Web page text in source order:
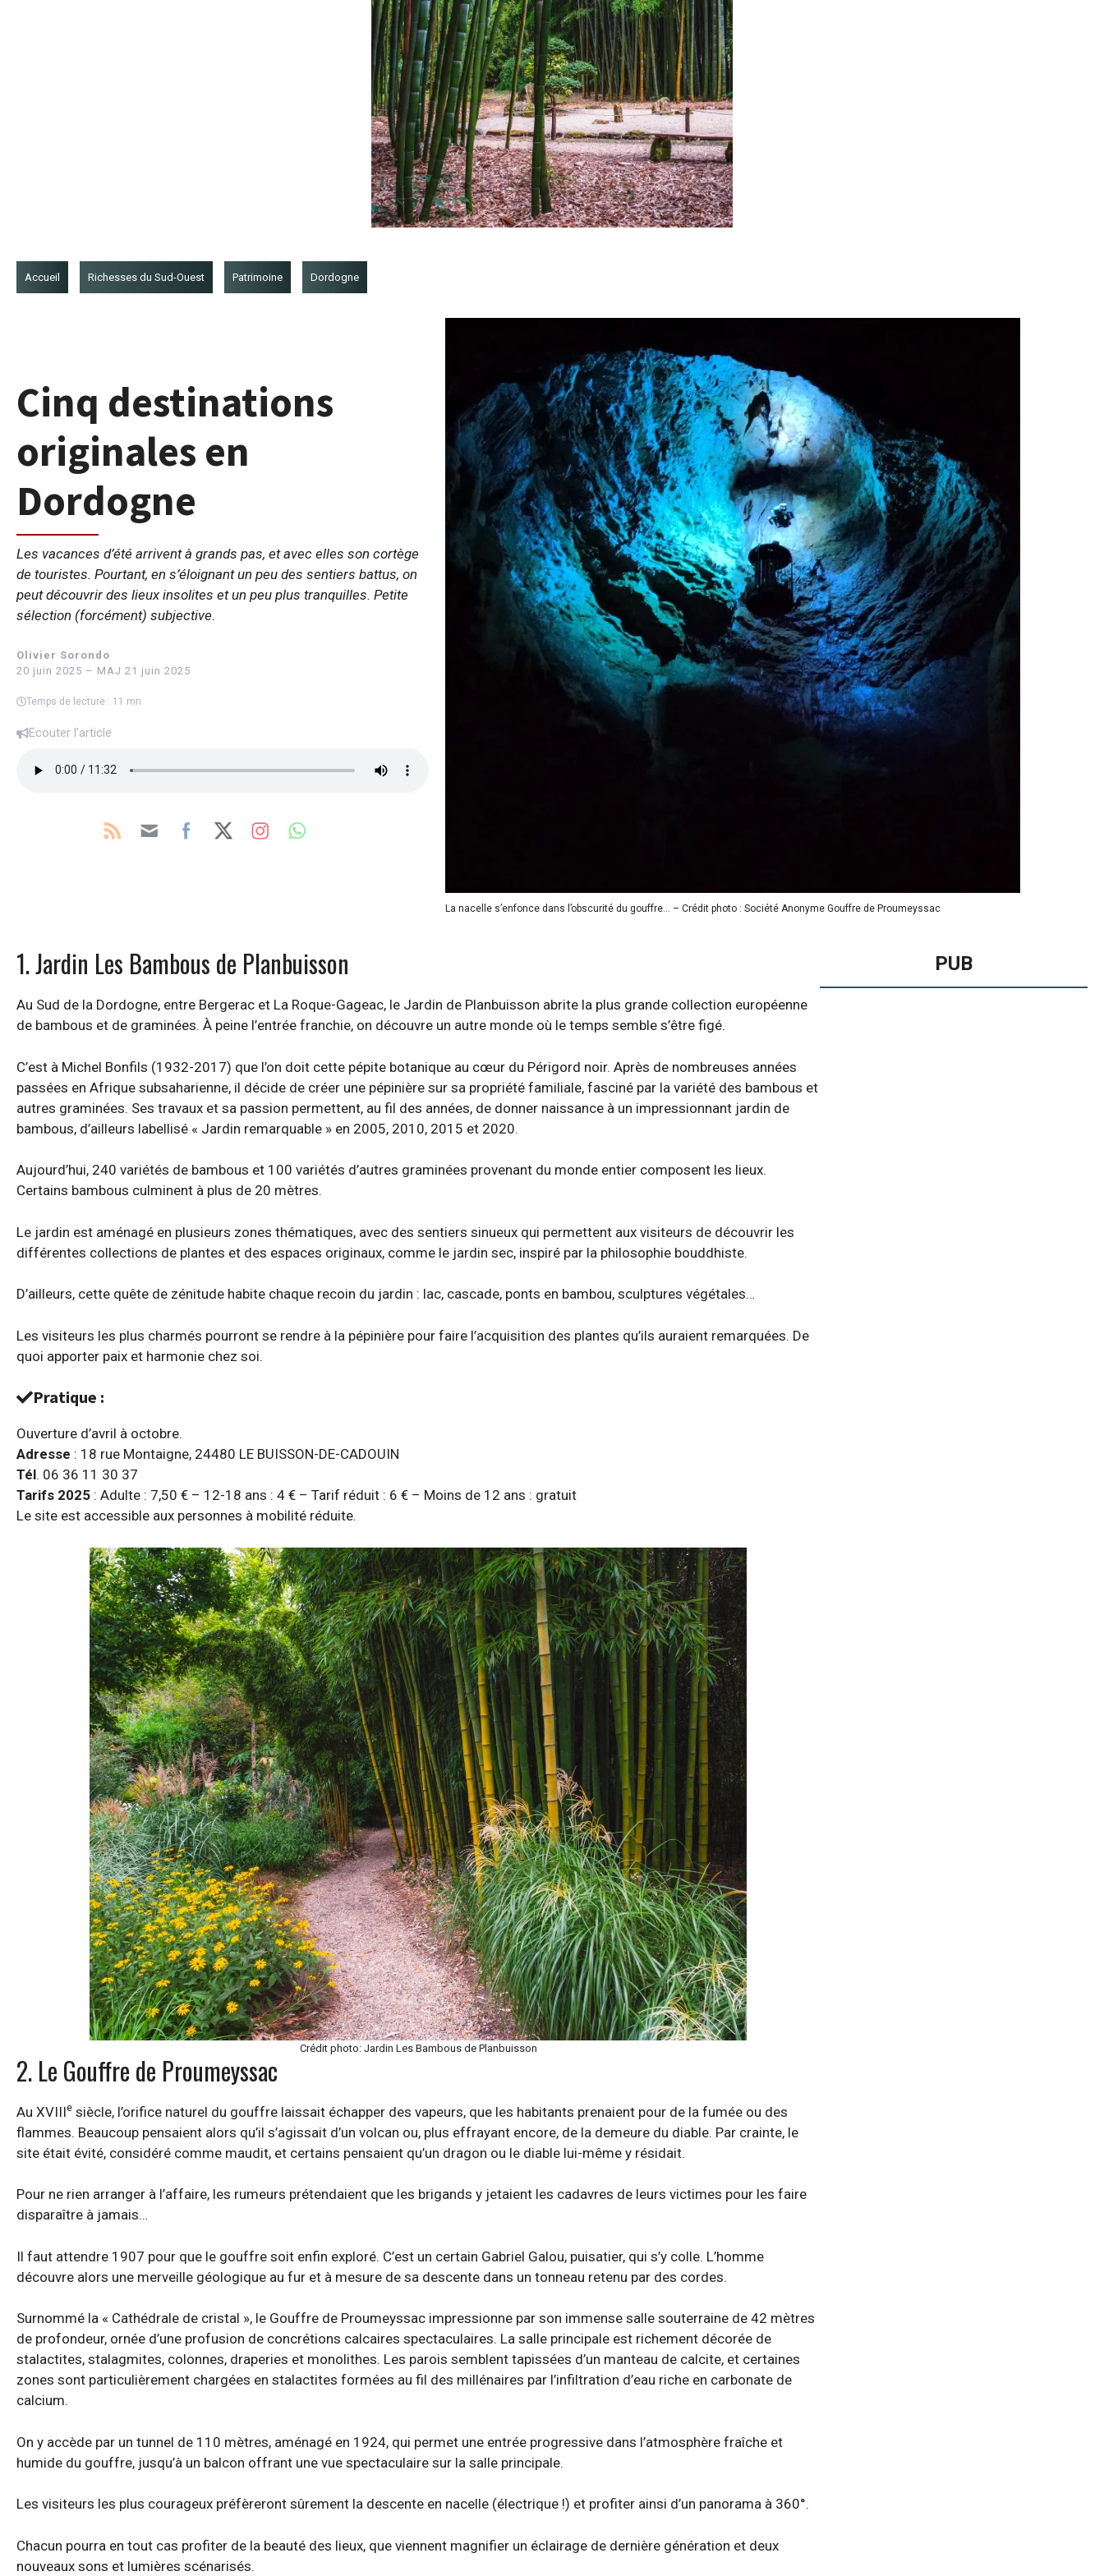
Accueil Richesses du Sud-Ouest Patrimoine Dordogne
Cinq destinations
originales en
Dordogne
Les vacances d’été arrivent à grands pas, et avec elles son cortège
de touristes. Pourtant, en s’éloignant un peu des sentiers battus, on
peut découvrir des lieux insolites et un peu plus tranquilles. Petite
sélection (forcément) subjective.
Olivier Sorondo
20 juin 2025 – MAJ 21 juin 2025
Temps de lecture : 11 mn
Ecouter l’article
La nacelle s’enfonce dans l’obscurité du gouffre… – Crédit photo : Société Anonyme Gouffre de Proumeyssac
1. Jardin Les Bambous de Planbuisson
Au Sud de la Dordogne, entre Bergerac et La Roque-Gageac, le Jardin de Planbuisson abrite la plus grande collection européenne
de bambous et de graminées. À peine l’entrée franchie, on découvre un autre monde où le temps semble s’être figé.
C’est à Michel Bonfils (1932-2017) que l’on doit cette pépite botanique au cœur du Périgord noir. Après de nombreuses années
passées en Afrique subsaharienne, il décide de créer une pépinière sur sa propriété familiale, fasciné par la variété des bambous et
autres graminées. Ses travaux et sa passion permettent, au fil des années, de donner naissance à un impressionnant jardin de
bambous, d’ailleurs labellisé « Jardin remarquable » en 2005, 2010, 2015 et 2020.
Aujourd’hui, 240 variétés de bambous et 100 variétés d’autres graminées provenant du monde entier composent les lieux.
Certains bambous culminent à plus de 20 mètres.
Le jardin est aménagé en plusieurs zones thématiques, avec des sentiers sinueux qui permettent aux visiteurs de découvrir les
différentes collections de plantes et des espaces originaux, comme le jardin sec, inspiré par la philosophie bouddhiste.
D’ailleurs, cette quête de zénitude habite chaque recoin du jardin : lac, cascade, ponts en bambou, sculptures végétales…
Les visiteurs les plus charmés pourront se rendre à la pépinière pour faire l’acquisition des plantes qu’ils auraient remarquées. De
quoi apporter paix et harmonie chez soi.
Pratique :
Ouverture d’avril à octobre.
Adresse : 18 rue Montaigne, 24480 LE BUISSON-DE-CADOUIN
Tél. 06 36 11 30 37
Tarifs 2025 : Adulte : 7,50 € – 12-18 ans : 4 € – Tarif réduit : 6 € – Moins de 12 ans : gratuit
Le site est accessible aux personnes à mobilité réduite.
Crédit photo: Jardin Les Bambous de Planbuisson
2. Le Gouffre de Proumeyssac
Au XVIIIe siècle, l’orifice naturel du gouffre laissait échapper des vapeurs, que les habitants prenaient pour de la fumée ou des
flammes. Beaucoup pensaient alors qu’il s’agissait d’un volcan ou, plus effrayant encore, de la demeure du diable. Par crainte, le
site était évité, considéré comme maudit, et certains pensaient qu’un dragon ou le diable lui-même y résidait.
Pour ne rien arranger à l’affaire, les rumeurs prétendaient que les brigands y jetaient les cadavres de leurs victimes pour les faire
disparaître à jamais…
Il faut attendre 1907 pour que le gouffre soit enfin exploré. C’est un certain Gabriel Galou, puisatier, qui s’y colle. L’homme
découvre alors une merveille géologique au fur et à mesure de sa descente dans un tonneau retenu par des cordes.
Surnommé la « Cathédrale de cristal », le Gouffre de Proumeyssac impressionne par son immense salle souterraine de 42 mètres
de profondeur, ornée d’une profusion de concrétions calcaires spectaculaires. La salle principale est richement décorée de
stalactites, stalagmites, colonnes, draperies et monolithes. Les parois semblent tapissées d’un manteau de calcite, et certaines
zones sont particulièrement chargées en stalactites formées au fil des millénaires par l’infiltration d’eau riche en carbonate de
calcium.
On y accède par un tunnel de 110 mètres, aménagé en 1924, qui permet une entrée progressive dans l’atmosphère fraîche et
humide du gouffre, jusqu’à un balcon offrant une vue spectaculaire sur la salle principale.
Les visiteurs les plus courageux préfèreront sûrement la descente en nacelle (électrique !) et profiter ainsi d’un panorama à 360°.
Chacun pourra en tout cas profiter de la beauté des lieux, que viennent magnifier un éclairage de dernière génération et deux
nouveaux sons et lumières scénarisés.
PUB